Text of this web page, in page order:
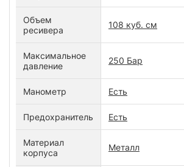
Объем
ресивера
108 куб. см
Максимальное
давление
250 Бар
Манометр Есть
Предохранитель Есть
Материал
корпуса
Металл